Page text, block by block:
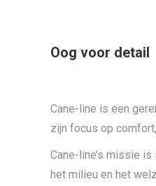
Oog voor detail
Cane-line is een
zijn focus op
Cane-line’s missie
het milieu en het